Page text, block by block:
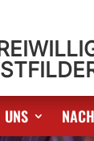
UNS